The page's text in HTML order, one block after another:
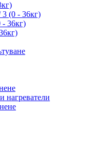
3 (0 - 36кг)
- 36кг)
нагреватели